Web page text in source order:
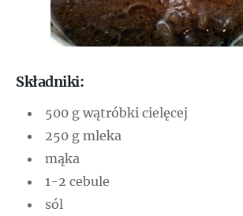
Składniki:
500 g wątróbki cielęcej
250 g mleka
mąka
1-2 cebule
sól